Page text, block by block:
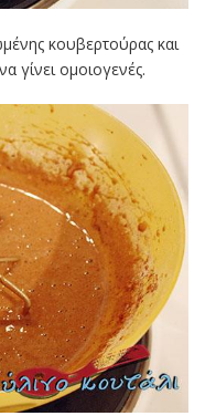
κουβερτούρας και
γίνει ομοιογενές.